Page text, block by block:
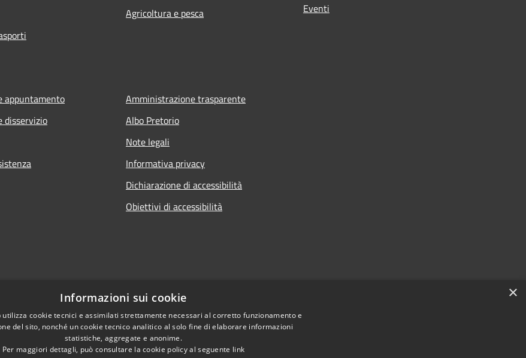
Agricoltura e pesca
Eventi
appuntamento
disservizio
Amministrazione trasparente
Albo Pretorio
Note legali
Informativa privacy
Dichiarazione di accessibilità
Obiettivi di accessibilità
×
Informazioni sui cookie
utilizza cookie tecnici e assimilati strettamente necessari al corretto funzionamento e
del sito, nonché un cookie tecnico analitico al solo fine di elaborare informazioni
statistiche, aggregate e anonime.
Per maggiori dettagli, può consultare la cookie policy al seguente link